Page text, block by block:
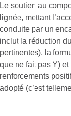
Le soutien au
lignée, mettant
conduite par un
inclut la réduction
pertinentes), la
que ne fait pas Y)
renforcements
adopté​ (c’est